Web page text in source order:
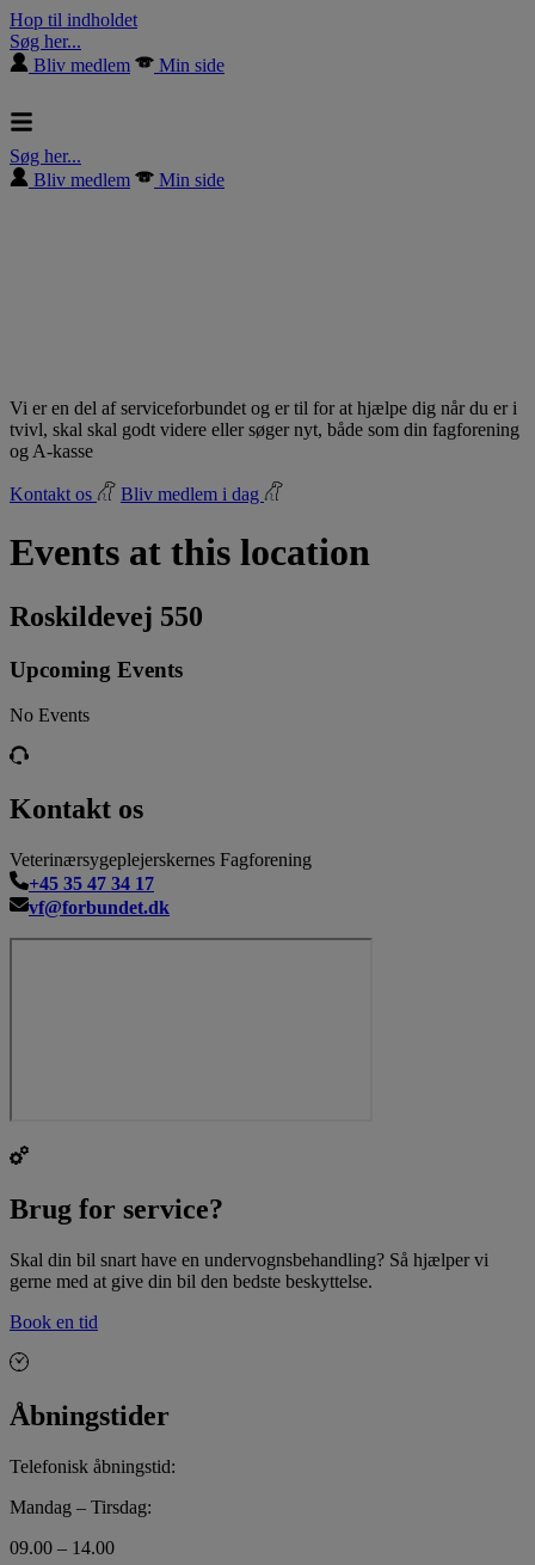
Hop til indholdet
Søg her...
Bliv medlem
Min side
Søg her...
Bliv medlem
Min side
Vi er en del af serviceforbundet og er til for at hjælpe dig når du er i
tvivl, skal skal godt videre eller søger nyt, både som din fagforening
og A-kasse
Kontakt os Bliv medlem i dag
Events at this location
Roskildevej 550
Upcoming Events
No Events
Kontakt os
Veterinærsygeplejerskernes Fagforening
+45 35 47 34 17
vf@forbundet.dk
Brug for service?
Skal din bil snart have en undervognsbehandling? Så hjælper vi
gerne med at give din bil den bedste beskyttelse.
Book en tid
Åbningstider
Telefonisk åbningstid:
Mandag – Tirsdag:
09.00 – 14.00